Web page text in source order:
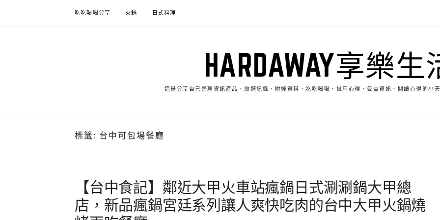
吃吃喝喝分享 火鍋 日式料理
HARDAWAY享樂生
這是分享自己整理資訊產品、旅遊記錄、財經資料、吃吃喝喝、試用心得、公益資訊、閱讀心得的小
標籤: 台中可包場餐廳
【台中食記】鄰近大甲火車站瘋鍋日式涮涮鍋大甲總
店，新品瘋鍋宮廷系列讓人爽快吃肉的台中大甲火鍋燒